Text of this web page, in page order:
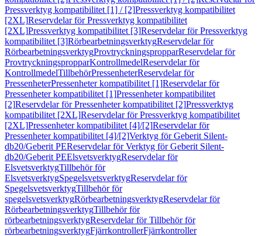
Pressverktyg kompatibilitet [1] / [2]Pressverktyg kompatibilitet
[2XL]Reservdelar för Pressverktyg kompatibilitet
[2XL]Pressverktyg kompatibilitet [3]Reservdelar för Pressverktyg
kompatibilitet [3]RörbearbetningsverktygReservdelar för
RörbearbetningsverktygProvtryckningspropparReservdelar för
ProvtryckningspropparKontrollmedelReservdelar för
KontrollmedelTillbehörPressenheterReservdelar för
PressenheterPressenheter kompatibilitet [1]Reservdelar för
Pressenheter kompatibilitet [1]Pressenheter kompatibilitet
[2]Reservdelar för Pressenheter kompatibilitet [2]Pressverktyg
kompatibilitet [2XL]Reservdelar för Pressverktyg kompatibilitet
[2XL]Pressenheter kompatibilitet [4]/[2]Reservdelar för
Pressenheter kompatibilitet [4]/[2]Verktyg för Geberit Silent-
db20/Geberit PEReservdelar för Verktyg för Geberit Silent-
db20/Geberit PEElsvetsverktygReservdelar för
ElsvetsverktygTillbehör för
ElsvetsverktygSpegelsvetsverktygReservdelar för
SpegelsvetsverktygTillbehör för
spegelsvetsverktygRörbearbetningsverktygReservdelar för
RörbearbetningsverktygTillbehör för
rörbearbetningsverktygReservdelar för Tillbehör för
rörbearbetningsverktygFjärrkontrollerFjärrkontroller